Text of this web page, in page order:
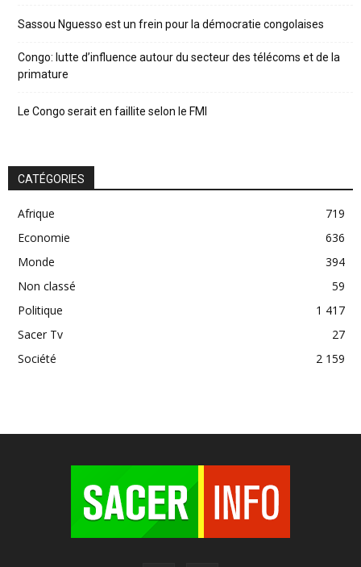
Sassou Nguesso est un frein pour la démocratie congolaises
Congo: lutte d’influence autour du secteur des télécoms et de la
primature
Le Congo serait en faillite selon le FMI
CATÉGORIES
Afrique
719
Economie
636
Monde
394
Non classé
59
Politique
1 417
Sacer Tv
27
Société
2 159